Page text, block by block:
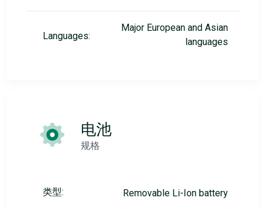
Languages:
Major European and Asian
languages
电池
规格
类型: Removable Li-Ion battery